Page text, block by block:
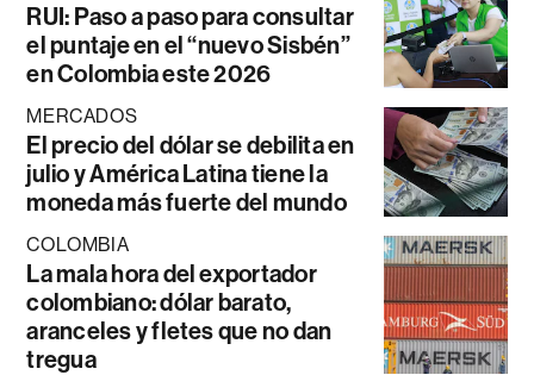
RUI: Paso a paso para consultar
el puntaje en el “nuevo Sisbén”
en Colombia este 2026
MERCADOS
El precio del dólar se debilita en
julio y América Latina tiene la
moneda más fuerte del mundo
COLOMBIA
La mala hora del exportador
colombiano: dólar barato,
aranceles y fletes que no dan
tregua